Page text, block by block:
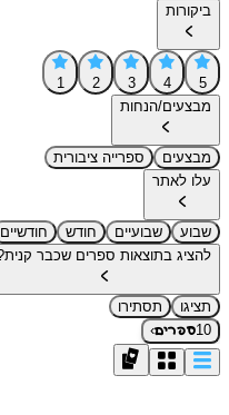
ביקורות
5
4
3
2
1
מבצעים/הנחות
מבצעים
ספרייה ציבורית
עלו לאתר
שבוע שבועיים חודש
חודשיים
להציג בתוצאות ספרים שכבר
תציגו
תסתירו
10ספרים›